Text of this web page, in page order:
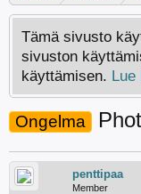
Ajuri- ja softaongelmat
Tämä sivusto
sivuston
käyttämisen. Lue
Ongelma
penttipaa
Member